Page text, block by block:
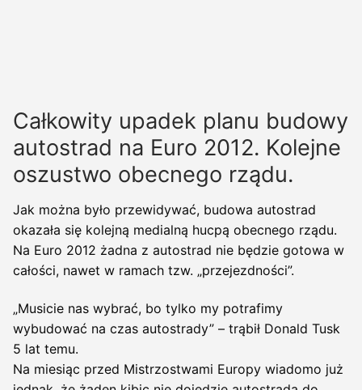
Całkowity upadek planu budowy
autostrad na Euro 2012. Kolejne
oszustwo obecnego rządu.
Jak można było przewidywać, budowa autostrad
okazała się kolejną medialną hucpą obecnego rządu.
Na Euro 2012 żadna z autostrad nie będzie gotowa w
całości, nawet w ramach tzw. „przejezdności”.
„Musicie nas wybrać, bo tylko my potrafimy
wybudować na czas autostrady” – trąbił Donald Tusk
5 lat temu.
Na miesiąc przed Mistrzostwami Europy wiadomo już